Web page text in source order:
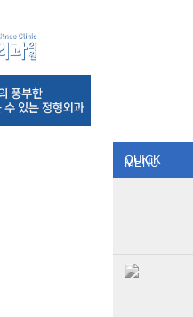
QUICK
MENU
치북5
북5